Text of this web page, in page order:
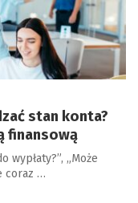
stan konta?
finansową
wypłaty?”, „Może
coraz …